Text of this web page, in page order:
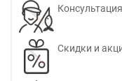
Скидки и